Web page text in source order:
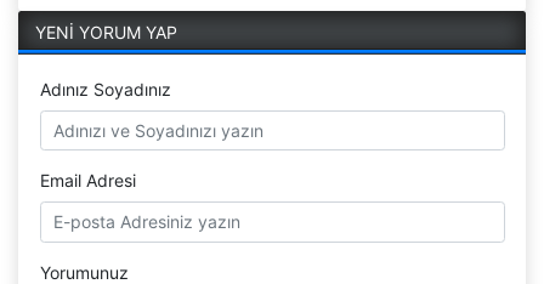
YENİ YORUM YAP
Adınız Soyadınız
Email Adresi
Yorumunuz